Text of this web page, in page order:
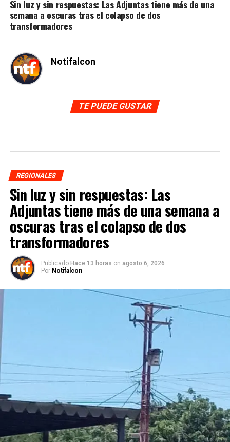
Sin luz y sin respuestas: Las Adjuntas tiene más de una
semana a oscuras tras el colapso de dos
transformadores
Notifalcon
TE PUEDE GUSTAR
REGIONALES
Sin luz y sin respuestas: Las
Adjuntas tiene más de una semana a
oscuras tras el colapso de dos
transformadores
Publicado Hace 13 horas on agosto 6, 2026
Por Notifalcon